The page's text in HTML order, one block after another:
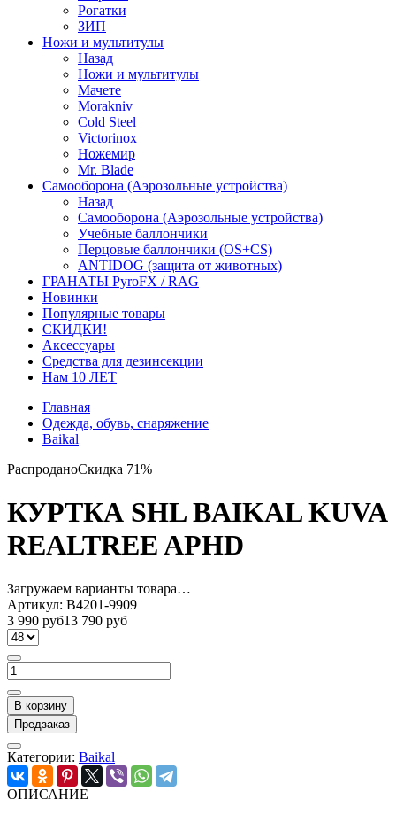
Рогатки
ЗИП
Ножи и мультитулы
Назад
Ножи и мультитулы
Мачете
Morakniv
Cold Steel
Victorinox
Ножемир
Mr. Blade
Самооборона (Аэрозольные устройства)
Назад
Самооборона (Аэрозольные устройства)
Учебные баллончики
Перцовые баллончики (OS+CS)
ANTIDOG (защита от животных)
ГРАНАТЫ PyroFX / RAG
Новинки
Популярные товары
СКИДКИ!
Аксессуары
Средства для дезинсекции
Нам 10 ЛЕТ
Главная
Одежда, обувь, снаряжение
Baikal
РаспроданоСкидка 71%
КУРТКА SHL BAIKAL KUVA
REALTREE APHD
Загружаем варианты товара…
Артикул: B4201-9909
3 990 руб13 790 руб
В корзину
Предзаказ
Категории: Baikal
ОПИСАНИЕ